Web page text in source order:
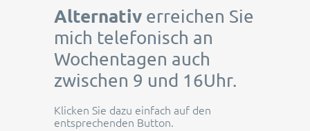
Alternativ erreichen Sie
mich telefonisch an
Wochentagen auch
zwischen 9 und 16Uhr.
Klicken Sie dazu einfach auf den
entsprechenden Button.